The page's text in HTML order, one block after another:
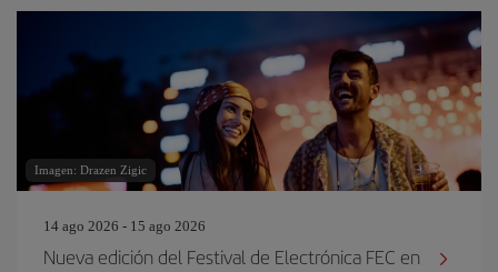
Imagen: Drazen Zigic
14 ago 2026 - 15 ago 2026
Nueva edición del Festival de Electrónica FEC en